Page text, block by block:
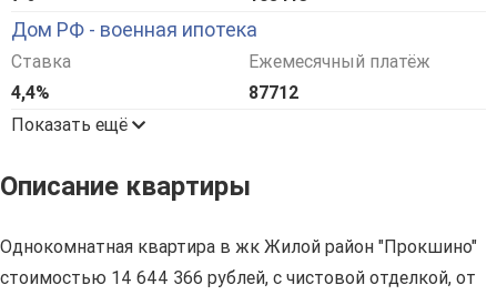
Дом РФ - военная ипотека
Ставка
4,4%
Ежемесячный платёж
87712
Показать ещё
Описание квартиры
Однокомнатная квартира в жк Жилой район "Прокшино"
стоимостью 14 644 366 рублей, с чистовой отделкой, от